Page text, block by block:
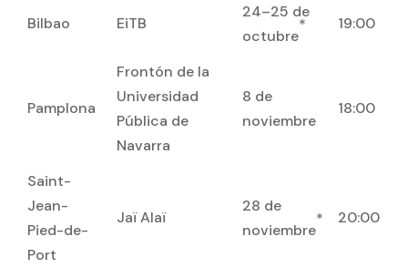
Bilbao EiTB
24–25 de
octubre
* 19:00
Pamplona
Frontón de la
Universidad
Pública de
Navarra
8 de
noviembre
18:00
Saint-
Jean-
Pied-de-
Port
Jaï Alaï
28 de
noviembre
* 20:00